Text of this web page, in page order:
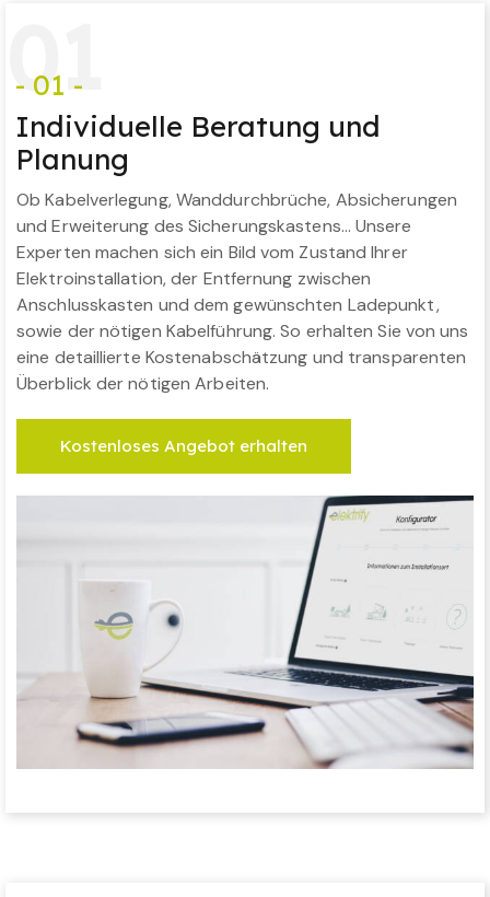
01
- 01 -
Individuelle Beratung und
Planung
Ob Kabelverlegung, Wanddurchbrüche, Absicherungen
und Erweiterung des Sicherungskastens… Unsere
Experten machen sich ein Bild vom Zustand Ihrer
Elektroinstallation, der Entfernung zwischen
Anschlusskasten und dem gewünschten Ladepunkt,
sowie der nötigen Kabelführung. So erhalten Sie von uns
eine detaillierte Kostenabschätzung und transparenten
Überblick der nötigen Arbeiten.
Kostenloses Angebot erhalten